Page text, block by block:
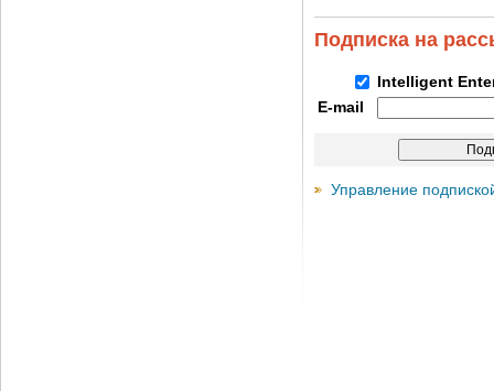
Подписка на
Intelligent
E-mail
Управление